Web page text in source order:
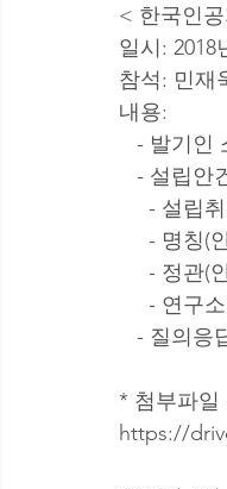
< 한국인
일시: 2018
참석: 민재
내용:
- 발기인
- 설립안
- 설립취
- 명칭(
- 정관(
- 연구소
- 질의응
* 첨부파일
https://